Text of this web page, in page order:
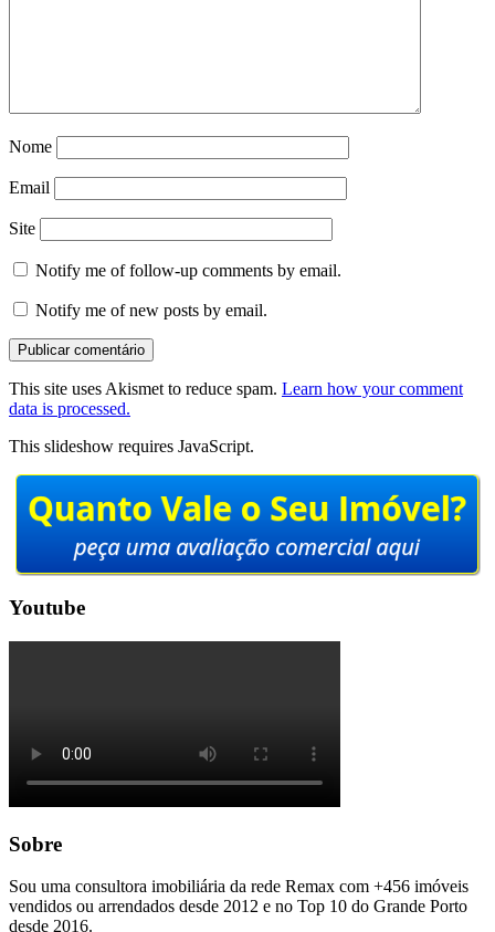
Nome
Email
Site
Notify me of follow-up comments by email.
Notify me of new posts by email.
This site uses Akismet to reduce spam. Learn how your comment
data is processed.
This slideshow requires JavaScript.
Youtube
Sobre
Sou uma consultora imobiliária da rede Remax com +456 imóveis
vendidos ou arrendados desde 2012 e no Top 10 do Grande Porto
desde 2016.